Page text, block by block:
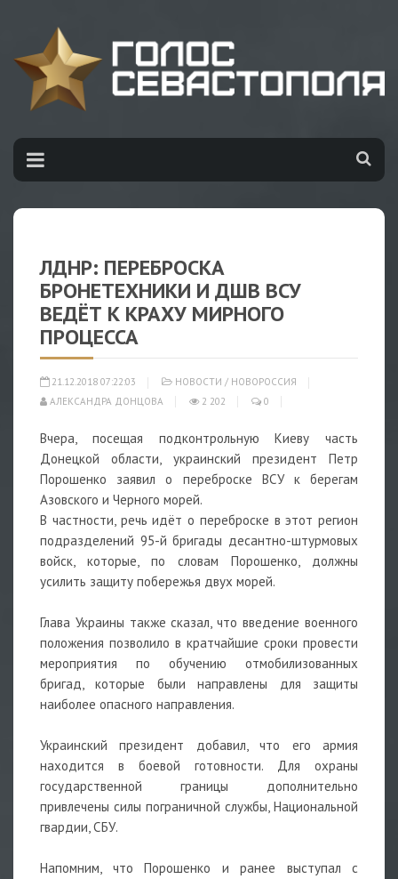
ЛДНР: ПЕРЕБРОСКА
БРОНЕТЕХНИКИ И ДШВ ВСУ
ВЕДЁТ К КРАХУ МИРНОГО
ПРОЦЕССА
21.12.2018 07:22:03 НОВОСТИ / НОВОРОССИЯ
АЛЕКСАНДРА ДОНЦОВА
2 202 0
Вчера, посещая подконтрольную Киеву часть
Донецкой области, украинский президент Петр
Порошенко заявил о переброске ВСУ к берегам
Азовского и Черного морей.
В частности, речь идёт о переброске в этот регион
подразделений 95-й бригады десантно-штурмовых
войск, которые, по словам Порошенко, должны
усилить защиту побережья двух морей.
Глава Украины также сказал, что введение военного
положения позволило в кратчайшие сроки провести
мероприятия по обучению отмобилизованных
бригад, которые были направлены для защиты
наиболее опасного направления.
Украинский президент добавил, что его армия
находится в боевой готовности. Для охраны
государственной границы дополнительно
привлечены силы пограничной службы, Национальной
гвардии, СБУ.
Напомним, что Порошенко и ранее выступал с